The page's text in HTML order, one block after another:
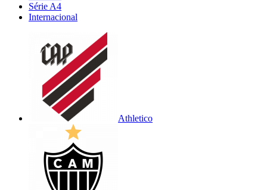
Série A4
Internacional
Athletico